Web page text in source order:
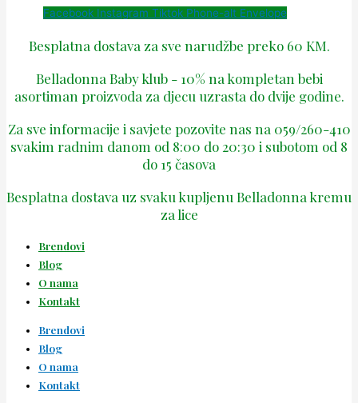
Facebook Instagram Tiktok Phone-alt Envelope
Besplatna dostava za sve narudžbe preko 60 KM.
Belladonna Baby klub - 10% na kompletan bebi
asortiman proizvoda za djecu uzrasta do dvije godine.
Za sve informacije i savjete pozovite nas na 059/260-410
svakim radnim danom od 8:00 do 20:30 i subotom od 8
do 15 časova
Besplatna dostava uz svaku kupljenu Belladonna kremu
za lice
Brendovi
Blog
O nama
Kontakt
Brendovi
Blog
O nama
Kontakt